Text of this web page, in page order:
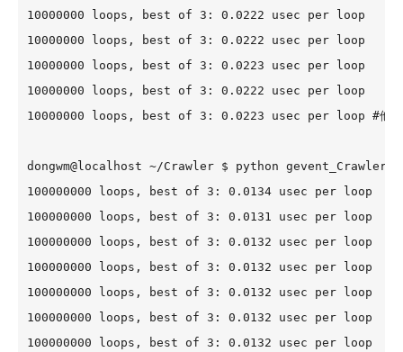
10000000 loops, best of 3: 0.0222 usec per loop
10000000 loops, best of 3: 0.0222 usec per loop
10000000 loops, best of 3: 0.0223 usec per loop
10000000 loops, best of 3: 0.0222 usec per loop
10000000 loops, best of 3: 0.0223 usec per loop #他是最
dongwm@localhost ~/Crawler $ python
100000000 loops, best of 3: 0.0134 usec per loop
100000000 loops, best of 3: 0.0131 usec per loop
100000000 loops, best of 3: 0.0132 usec per loop
100000000 loops, best of 3: 0.0132 usec per loop
100000000 loops, best of 3: 0.0132 usec per loop
100000000 loops, best of 3: 0.0132 usec per loop
100000000 loops, best of 3: 0.0132 usec per loop